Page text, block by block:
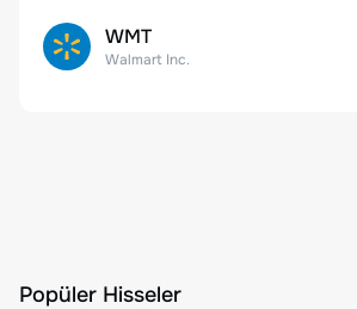
WMT
Walmart Inc.
Popüler Hisseler